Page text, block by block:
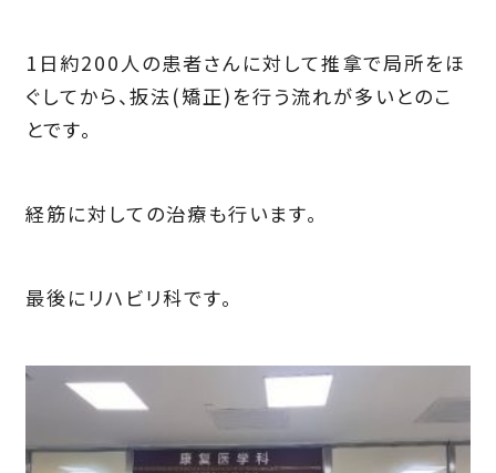
1日約200人の患者さんに対して推拿で局所をほ
ぐしてから、扳法(矯正)を行う流れが多いとのこ
とです。
経筋に対しての治療も行います。
最後にリハビリ科です。